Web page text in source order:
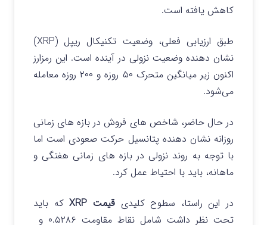
کاهش یافته است.
طبق ارزیابی فعلی، وضعیت تکنیکال ریپل (XRP)
نشان دهنده وضعیت نزولی در آینده است. این رمزارز
اکنون زیر میانگین متحرک ۵۰ روزه و ۲۰۰ روزه معامله
می‌شود.
در حال حاضر، شاخص های فروش در بازه های زمانی
روزانه نشان دهنده پتانسیل حرکت صعودی است اما
با توجه به روند نزولی در بازه های زمانی هفتگی و
ماهانه، باید با احتیاط عمل کرد.
در این راستا، سطوح کلیدیقیمت XRP
که باید
تحت نظر داشت شامل نقاط مقاومت ۰.۵۲۸۶ و